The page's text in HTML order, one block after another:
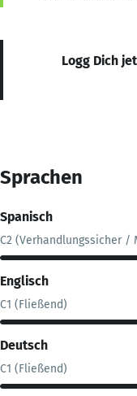
Logg Dich
Sprachen
Spanisch
C2 (Verhandlungssicher /
Englisch
C1 (Fließend)
Deutsch
C1 (Fließend)